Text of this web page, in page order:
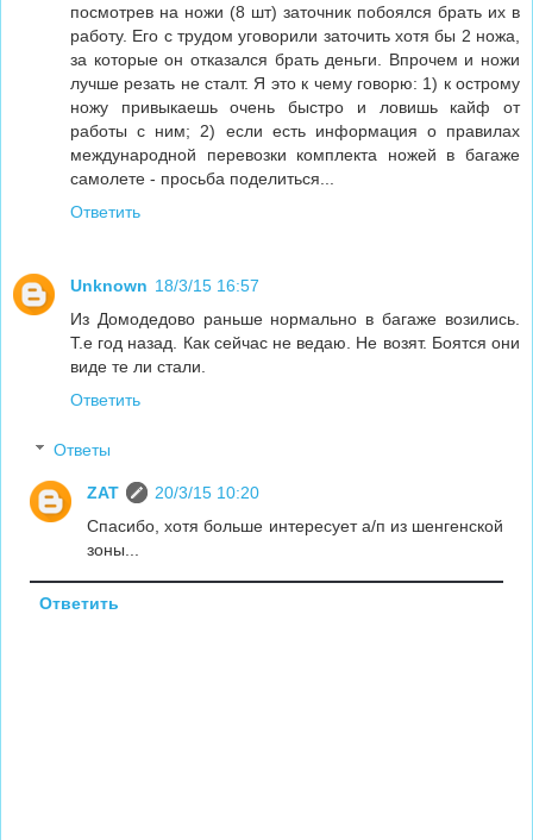
посмотрев на ножи (8 шт) заточник побоялся брать их в
работу. Его с трудом уговорили заточить хотя бы 2 ножа,
за которые он отказался брать деньги. Впрочем и ножи
лучше резать не сталт. Я это к чему говорю: 1) к острому
ножу привыкаешь очень быстро и ловишь кайф от
работы с ним; 2) если есть информация о правилах
международной перевозки комплекта ножей в багаже
самолете - просьба поделиться...
Ответить
Unknown 18/3/15 16:57
Из Домодедово раньше нормально в багаже возились.
Т.е год назад. Как сейчас не ведаю. Не возят. Боятся они
виде те ли стали.
Ответить
Ответы
ZAT
20/3/15 10:20
Спасибо, хотя больше интересует а/п из шенгенской
зоны...
Ответить